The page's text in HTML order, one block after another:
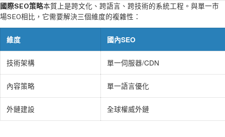
國際SEO策略本質上是跨文化、跨語言、跨技術的系統工程。與單一市
場SEO相比，它需要解決三個維度的複雜性：
維度 國內SEO
技術架構 單一伺服器/CDN
內容策略 單一語言優化
外鏈建設 全球權威外鏈